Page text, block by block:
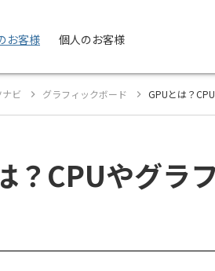
お客様 個人のお客様
ナビ グラフィックボード GPUとは？
？CPUやグラ